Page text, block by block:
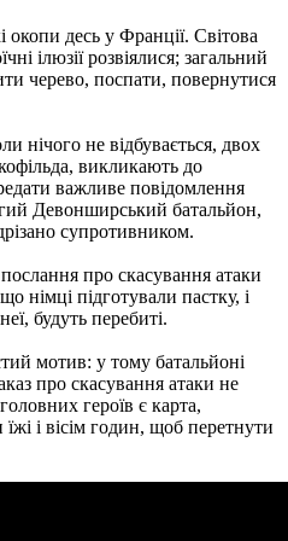
окопи десь у Франції. Світова
ілюзії розвіялися; загальний
черево, поспати, повернутися
нічого не відбувається, двох
викликають до
важливе повідомлення
Девонширський батальйон,
супротивником.
про скасування атаки
німці підготували пастку, і
будуть перебиті.
мотив: у тому батальйоні
про скасування атаки не
героїв є карта,
і вісім годин, щоб перетнути